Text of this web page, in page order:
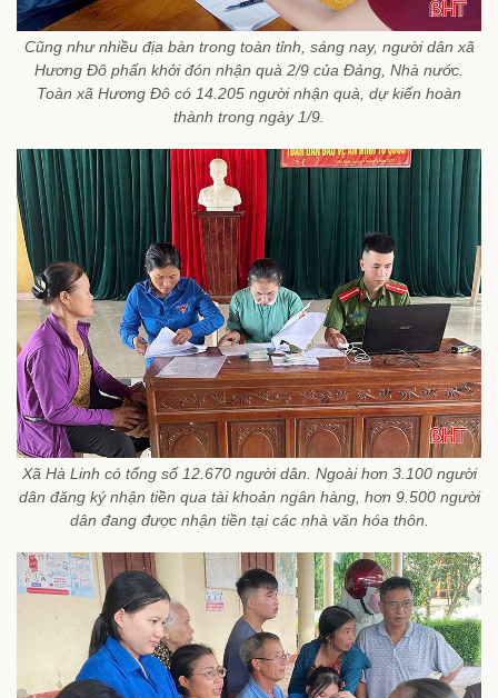
Cũng như nhiều địa bàn trong toàn tỉnh, sáng nay, người dân xã
Hương Đô phấn khởi đón nhận quà 2/9 của Đảng, Nhà nước.
Toàn xã Hương Đô có 14.205 người nhận quà, dự kiến hoàn
thành trong ngày 1/9.
Xã Hà Linh có tổng số 12.670 người dân. Ngoài hơn 3.100 người
dân đăng ký nhận tiền qua tài khoản ngân hàng, hơn 9.500 người
dân đang được nhận tiền tại các nhà văn hóa thôn.